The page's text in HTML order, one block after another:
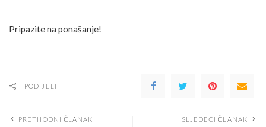
Pripazite na ponašanje!
PODIJELI
PRETHODNI ČLANAK SLJEDEĆI ČLANAK